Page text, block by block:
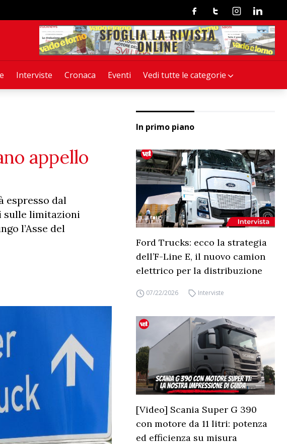
Interviste Cronaca Eventi Vedi tutte le categorie
FacebookTwitterInstagramLinkedin
appello
espresso dal
sulle limitazioni
l’Asse del
In primo piano
Ford Trucks: ecco la strategia
dell’F-Line E, il nuovo camion
elettrico per la distribuzione
07/22/2026 Interviste
[Video] Scania Super G 390
con motore da 11 litri: potenza
ed efficienza su misura